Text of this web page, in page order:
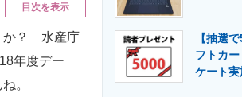
目次を表示
か？ 水産庁
年度デー
。
【抽選
フトカ
ケート実